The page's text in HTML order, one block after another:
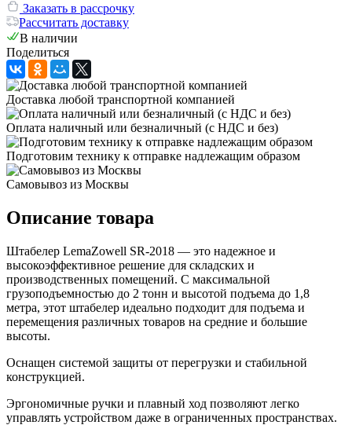
Заказать в рассрочку
Рассчитать доставку
В наличии
Поделиться
Доставка любой транспортной компанией
Оплата наличный или безналичный (с НДС и без)
Подготовим технику к отправке надлежащим образом
Самовывоз из Москвы
Описание товара
Штабелер LemaZowell SR-2018 — это надежное и
высокоэффективное решение для складских и
производственных помещений. С максимальной
грузоподъемностью до 2 тонн и высотой подъема до 1,8
метра, этот штабелер идеально подходит для подъема и
перемещения различных товаров на средние и большие
высоты.
Оснащен системой защиты от перегрузки и стабильной
конструкцией.
Эргономичные ручки и плавный ход позволяют легко
управлять устройством даже в ограниченных пространствах.